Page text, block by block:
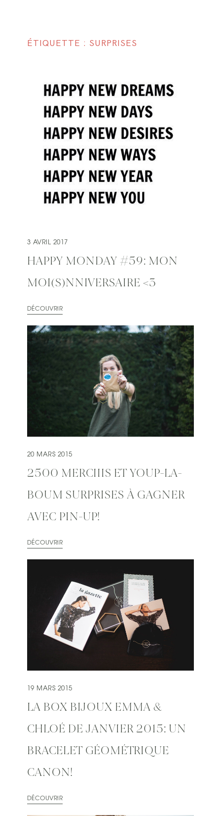
ÉTIQUETTE : SURPRISES
3 AVRIL 2017
HAPPY MONDAY #59: MON
MOI(S)NNIVERSAIRE <3
DÉCOUVRIR
20 MARS 2015
2500 MERCIIIS ET YOUP-LA-
BOUM SURPRISES À GAGNER
AVEC PIN-UP!
DÉCOUVRIR
19 MARS 2015
LA BOX BIJOUX EMMA &
CHLOÉ DE JANVIER 2015: UN
BRACELET GÉOMÉTRIQUE
CANON!
DÉCOUVRIR